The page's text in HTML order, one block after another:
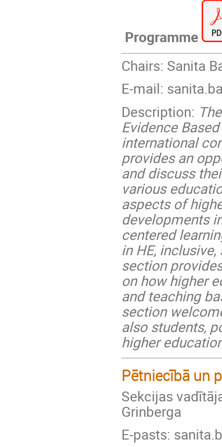
Programme
Chairs: Sanita
E-mail:
Description:
Evidence
international
provides an
and discuss
various
aspects of
developments
centered
in HE,
section
on how higher
and teaching
section
also students,
higher
Pētniecībā un
Sekcijas
Grinberga
E-pasts: